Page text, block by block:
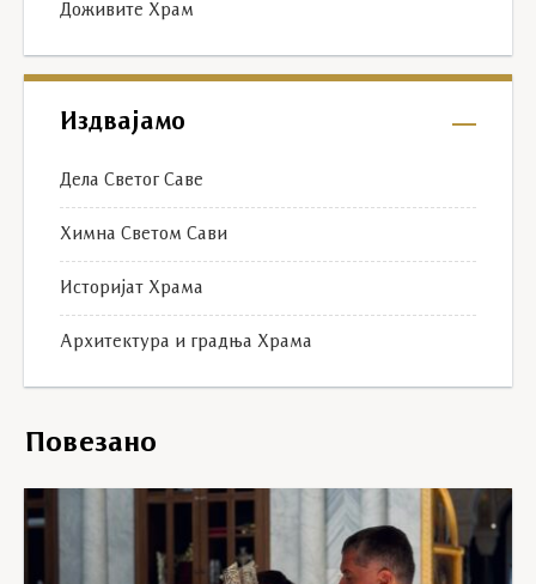
Доживите Храм
Издвајамо
Дела Светог Саве
Химна Светом Сави
Историјат Храма
Архитектура и градња Храма
Повезано